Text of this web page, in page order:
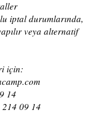
iptal durumlarında,
veya alternatif
için:
14
09 14